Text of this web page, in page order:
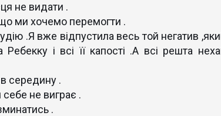
не видати .
ми хочемо перемогти .
.Я вже відпустила весь той негатив
і всі її капості .А всі решта
середину .
не виграє .
.